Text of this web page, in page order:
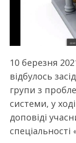
10 березня
відбулось
групи з
системи, у
доповіді